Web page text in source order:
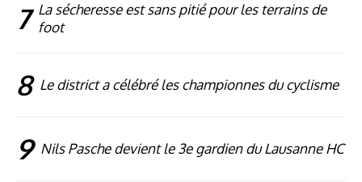
7 La sécheresse est sans pitié pour les terrains de
foot
8 Le district a célébré les championnes du cyclisme
9 Nils Pasche devient le 3e gardien du Lausanne HC